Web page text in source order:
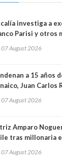
investiga a
Parisi y otros
07 August 2026
a 15 años
Juan Carlos
07 August 2026
Amparo
tras millonaria
07 August 2026